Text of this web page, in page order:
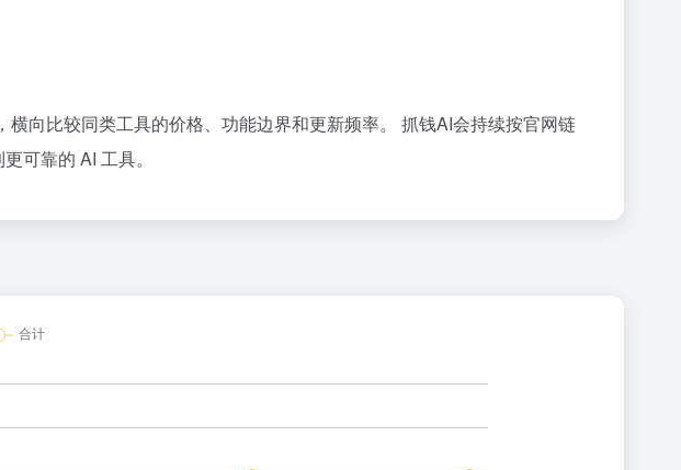
向比较同类工具的价格、功能边界和更新频率。 抓钱AI会持续按官网链
可靠的 AI 工具。